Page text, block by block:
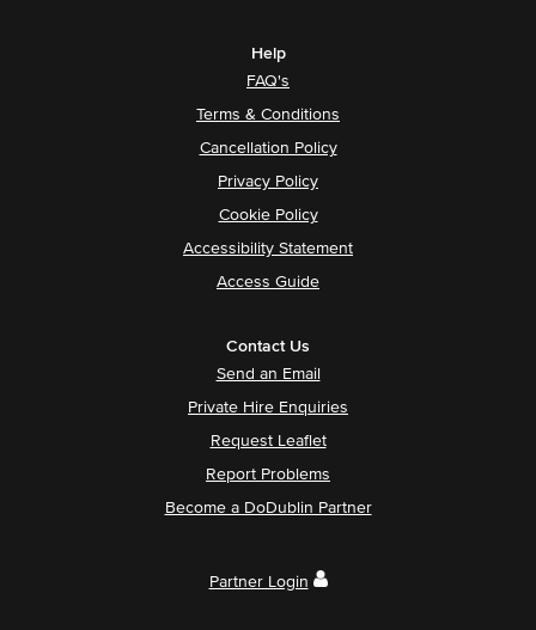
Help
FAQ's
Terms & Conditions
Cancellation Policy
Privacy Policy
Cookie Policy
Accessibility Statement
Access Guide
Contact Us
Send an Email
Private Hire Enquiries
Request Leaflet
Report Problems
Become a DoDublin Partner
Partner Login